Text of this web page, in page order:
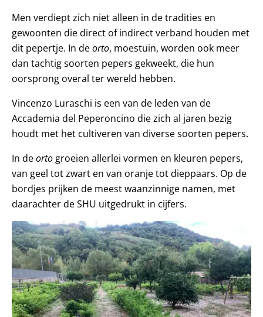
Men verdiept zich niet alleen in de tradities en
gewoonten die direct of indirect verband houden met
dit pepertje. In deorto, moestuin, worden ook meer
dan tachtig soorten pepers gekweekt, die hun
oorsprong overal ter wereld hebben.
Vincenzo Luraschi is een van de leden van de
Accademia del Peperoncino die zich al jaren bezig
houdt met het cultiveren van diverse soorten pepers.
In deorto groeien allerlei vormen en kleuren pepers,
van geel tot zwart en van oranje tot dieppaars. Op de
bordjes prijken de meest waanzinnige namen, met
daarachter de SHU uitgedrukt in cijfers.